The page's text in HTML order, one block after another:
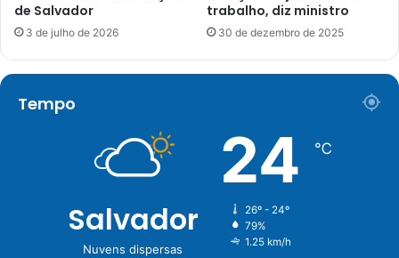
de Salvador
3 de julho de 2026
trabalho, diz ministro
30 de dezembro de 2025
Tempo
Salvador
Nuvens dispersas
24 ℃
26º - 24º
79%
1.25 km/h